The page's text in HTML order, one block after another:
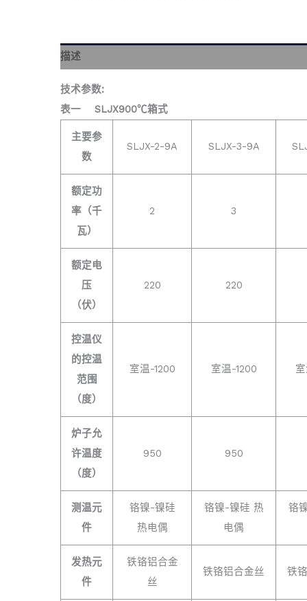
描述
技术参数:
表一
SLJX900℃箱式
主要参
数
SLJX-2-9A SLJX-3-9A
额定功
率（千
瓦）
2 3
额定电
压
（伏）
220 220
控温仪
的控温
范围
（度）
室温-1200 室温-1200
炉子允
许温度
（度）
950 950
测温元
件
铬镍-镍硅
热电偶
铬镍-镍硅 热
电偶
铬
发热元
件
铁铬铝合金
丝
铁铬铝合金丝 铁